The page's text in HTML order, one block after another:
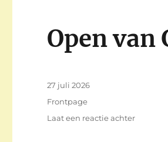
Open van
Gepubliceerd
27 juli 2026
Categorieën
Frontpage
Laat een reactie achterop